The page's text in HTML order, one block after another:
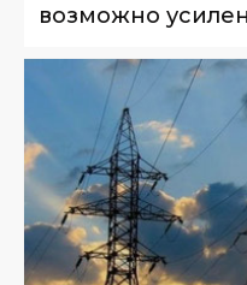
возможно